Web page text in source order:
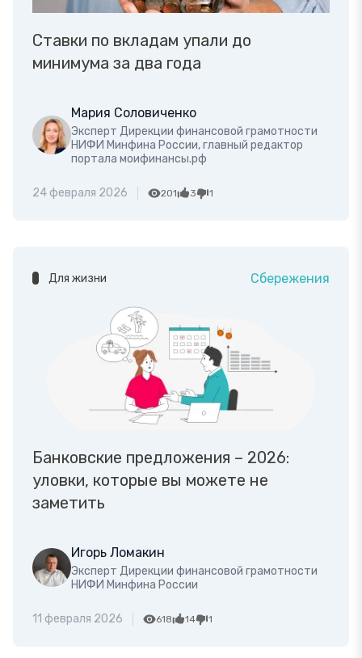
Ставки по вкладам упали до
минимума за два года
Мария Соловиченко
Эксперт Дирекции финансовой грамотности
НИФИ Минфина России, главный редактор
портала моифинансы.рф
24 февраля 2026 201 3 1
Для жизни Сбережения
Банковские предложения – 2026:
уловки, которые вы можете не
заметить
Игорь Ломакин
Эксперт Дирекции финансовой грамотности
НИФИ Минфина России
11 февраля 2026 618 14 1